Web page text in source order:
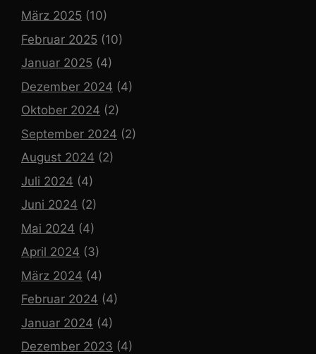
März 2025 (10)
Februar 2025 (10)
Januar 2025 (4)
Dezember 2024 (4)
Oktober 2024 (2)
September 2024 (2)
August 2024 (2)
Juli 2024 (4)
Juni 2024 (2)
Mai 2024 (4)
April 2024 (3)
März 2024 (4)
Februar 2024 (4)
Januar 2024 (4)
Dezember 2023 (4)